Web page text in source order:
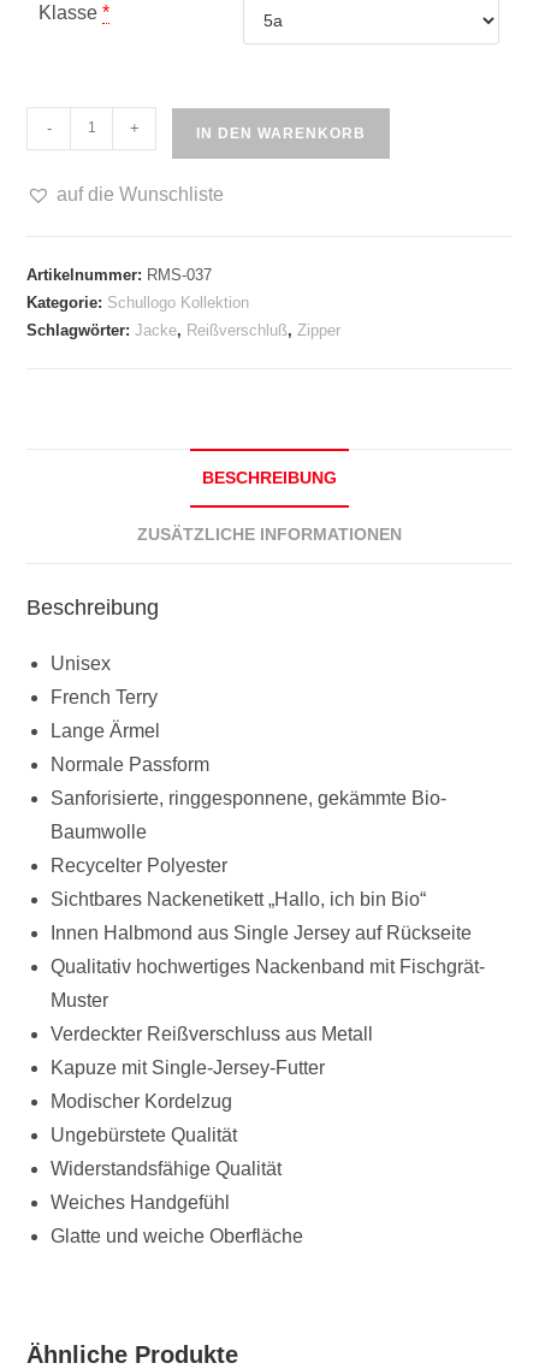
Klasse *
Domymnasium
Zipped
- + IN DEN WARENKORB
auf die Wunschliste
Artikelnummer: RMS-037
Kategorie: Schullogo Kollektion
Schlagwörter:Jacke, Reißverschluß, Zipper
BESCHREIBUNG
ZUSÄTZLICHE INFORMATIONEN
Beschreibung
Unisex
French Terry
Lange Ärmel
Normale Passform
Sanforisierte, ringgesponnene, gekämmte Bio-
Baumwolle
Recycelter Polyester
Sichtbares Nackenetikett „Hallo, ich bin Bio“
Innen Halbmond aus Single Jersey auf Rückseite
Qualitativ hochwertiges Nackenband mit Fischgrät-
Muster
Verdeckter Reißverschluss aus Metall
Kapuze mit Single-Jersey-Futter
Modischer Kordelzug
Ungebürstete Qualität
Widerstandsfähige Qualität
Weiches Handgefühl
Glatte und weiche Oberfläche
Ähnliche Produkte